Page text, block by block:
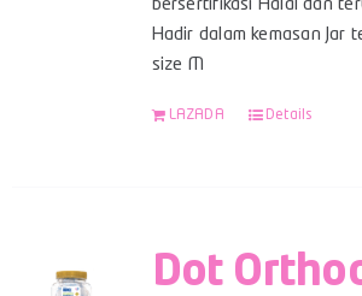
bersertifikasi Halal dan
Hadir dalam kemasan Jar
size M
LAZADA Details
Dot